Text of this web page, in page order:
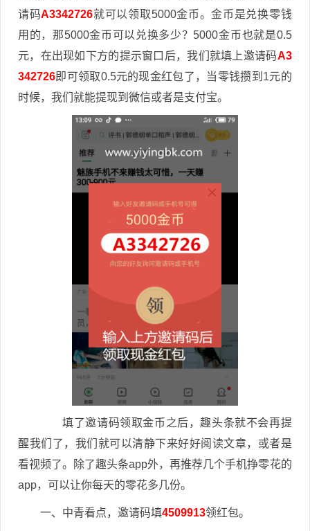
请码A3342726就可以领取5000金币。金币是兑换零钱
用的，那5000金币可以兑换多少？5000金币也就是0.5
元，在出现如下方的提示窗口后，我们就填上邀请码A3
342726即可领取0.5元的现金红包了，当零钱攒到1元的
时候，我们就能提现到微信或者是支付宝。
填了邀请码领取金币之后，趣头条就不会再提
醒我们了，我们就可以清静下来好好阅读文章，或者是
看视频了。除了趣头条app外，再推荐几个手机挣零花的
app，可以让你每天的零花多几份。
一、中青看点，邀请码填4509913领红包。